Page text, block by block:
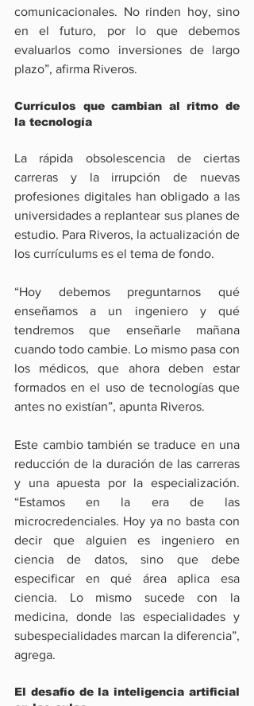
comunicacionales. No rinden hoy, sino
en el futuro, por lo que debemos
evaluarlos como inversiones de largo
plazo”, afirma Riveros.
Currículos que cambian al ritmo de
la tecnología
La rápida obsolescencia de ciertas
carreras y la irrupción de nuevas
profesiones digitales han obligado a las
universidades a replantear sus planes de
estudio. Para Riveros, la actualización de
los currículums es el tema de fondo.
“Hoy debemos preguntarnos qué
enseñamos a un ingeniero y qué
tendremos que enseñarle mañana
cuando todo cambie. Lo mismo pasa con
los médicos, que ahora deben estar
formados en el uso de tecnologías que
antes no existían”, apunta Riveros.
Este cambio también se traduce en una
reducción de la duración de las carreras
y una apuesta por la especialización.
“Estamos en la era de las
microcredenciales. Hoy ya no basta con
decir que alguien es ingeniero en
ciencia de datos, sino que debe
especificar en qué área aplica esa
ciencia. Lo mismo sucede con la
medicina, donde las especialidades y
subespecialidades marcan la diferencia”,
agrega.
El desafío de la inteligencia artificial